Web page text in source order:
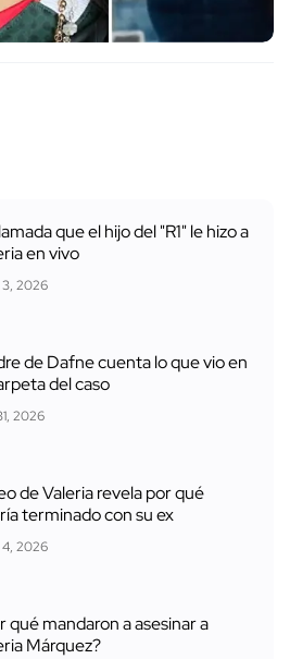
que el hijo del "R1" le hizo a
en vivo
2026
de Dafne cuenta lo que vio en
del caso
2026
de Valeria revela por qué
terminado con su ex
2026
qué mandaron a asesinar a
Márquez?